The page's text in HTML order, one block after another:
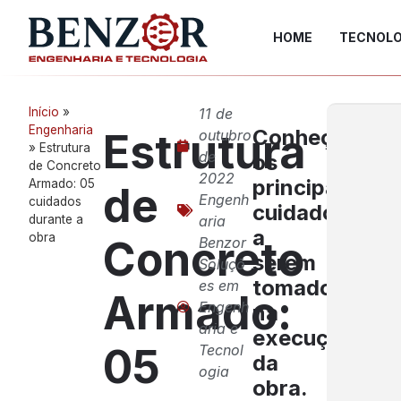
HOME
Início »
Engenharia
» Estrutura
de Concreto
Armado: 05
cuidados
durante a
obra
Estrutura
de
Concreto
Armado:
05
11 de
outubro
de
2022
Engenh
aria
Benzor
Soluçõ
es em
Engenh
aria e
Tecnol
ogia
Conheça
os
principais
cuidados
a
serem
tomados
na
execução
da
obra.